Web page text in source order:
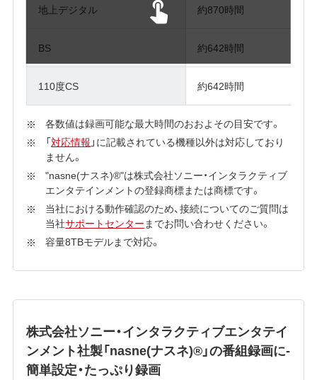
地上デジタル 約870時間
BS 約642時間
110度CS 約642時間
各数値は録画可能な最大時間のおおよその目安です。
「対応情報 」に記載されている機種以外は対応しており
ません。
"nasne(ナスネ)®"は株式会社ソニー・インタラクティブ
エンタテインメントの登録商標または商標です。
当社における動作確認のため、接続についてのご質問は
当社サポートセンターまでお問い合わせください。
容量8TBモデルまで対応。
株式会社ソニー・インタラクティブエンタテイ
ンメント社製「nasne(ナスネ)®」の番組録画に-
簡単設定・たっぷり録画